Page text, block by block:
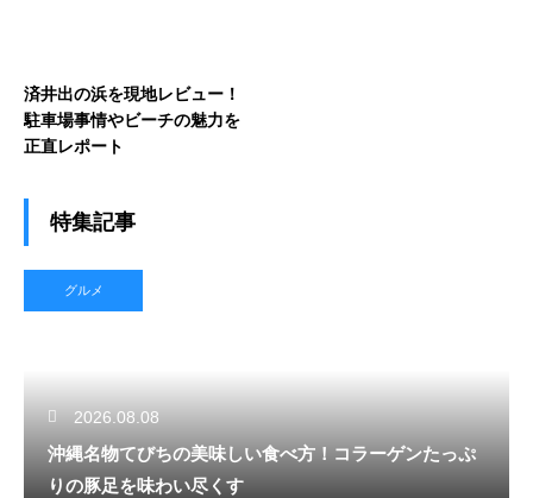
済井出の浜を現地レビュー！
駐車場事情やビーチの魅力を
正直レポート
特集記事
グルメ
2026.08.08
沖縄名物てびちの美味しい食べ方！コラーゲンたっぷ
りの豚足を味わい尽くす